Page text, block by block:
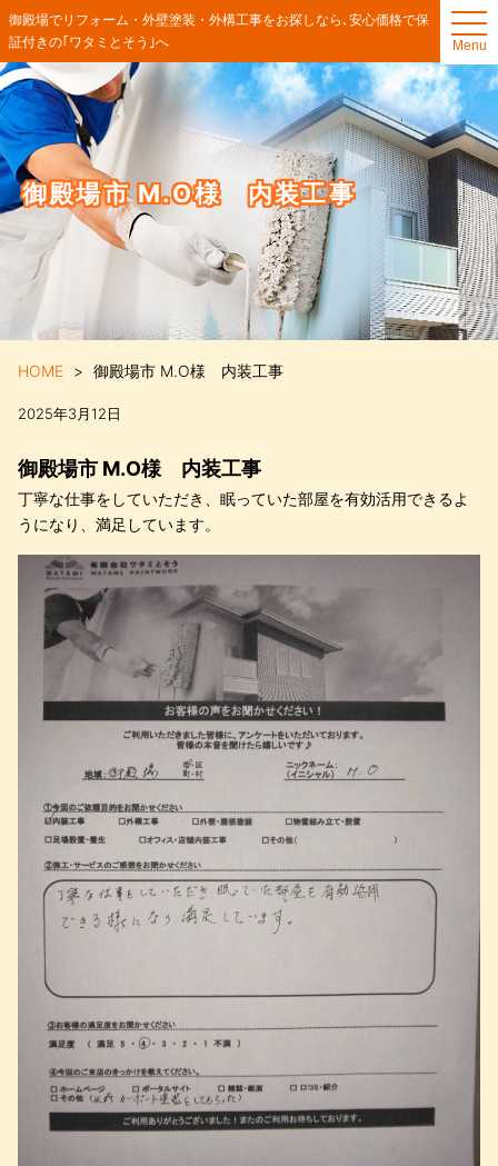
t
o
g
g
e
n
a
v
i
g
a
t
i
o
n
Menu
御殿場でリフォーム・外壁塗装・外構工事をお探しなら､安心価格で保
証付きの｢ワタミとそう｣へ
御殿場市 M.O様 内装工事
HOME 御殿場市 M.O様 内装工事
2025年3月12日
御殿場市 M.O様 内装工事
丁寧な仕事をしていただき、眠っていた部屋を有効活用できるよ
うになり、満足しています。